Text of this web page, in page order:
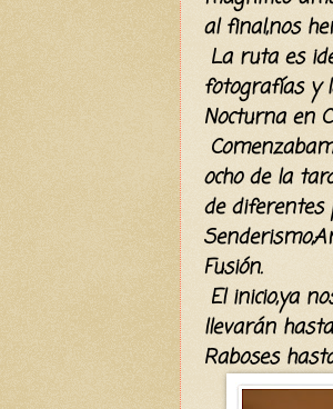
al final,nos
La ruta es
fotografíasy
Nocturna en
ocho de la
de diferentes
Fusión.
El inicio,ya
llevarán
Raboses